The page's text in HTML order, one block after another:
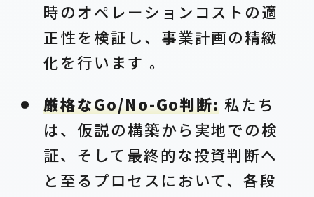
時のオペレーションコストの適
正性を検証し、事業計画の精緻
化を行います 。
厳格なGo/No-Go判断: 私たち
は、仮説の構築から実地での検
証、そして最終的な投資判断へ
と至るプロセスにおいて、各段